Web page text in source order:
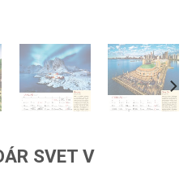
SVET V